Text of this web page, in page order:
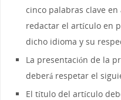
cinco palabras clave
redactar el artículo en
dicho idioma y su
La presentación de la
deberá respetar el
El título del artículo